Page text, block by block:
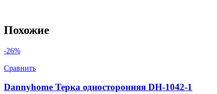
Похожие
-26%
Сравнить
Dannyhome Терка односторонняя DH-1042-1